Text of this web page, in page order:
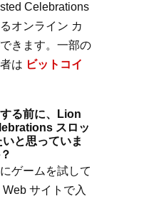
Celebrations
オンライン カ
きます。一部の
は ビットコイ
る前に、Lion
スロッ
いと思っていま
ゲームを試して
サイトで入